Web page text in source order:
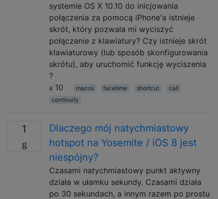
systemie OS X 10.10 do inicjowania
połączenia za pomocą iPhone'a istnieje
skrót, który pozwala mi wyciszyć
połączenie z klawiatury? Czy istnieje skrót
klawiaturowy (lub sposób skonfigurowania
skrótu), aby uruchomić funkcję wyciszenia
?
10
macos facetime shortcut
call
continuity
1
Dlaczego mój natychmiastowy
hotspot na Yosemite / iOS 8 jest
niespójny?
Czasami natychmiastowy punkt aktywny
działa w ułamku sekundy. Czasami działa
po 30 sekundach, a innym razem po prostu